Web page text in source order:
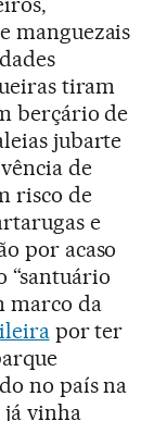
manguezais
tiram
berçário de
jubarte
de
risco de
e
por acaso
“santuário
marco da
por ter
no país na
já vinha